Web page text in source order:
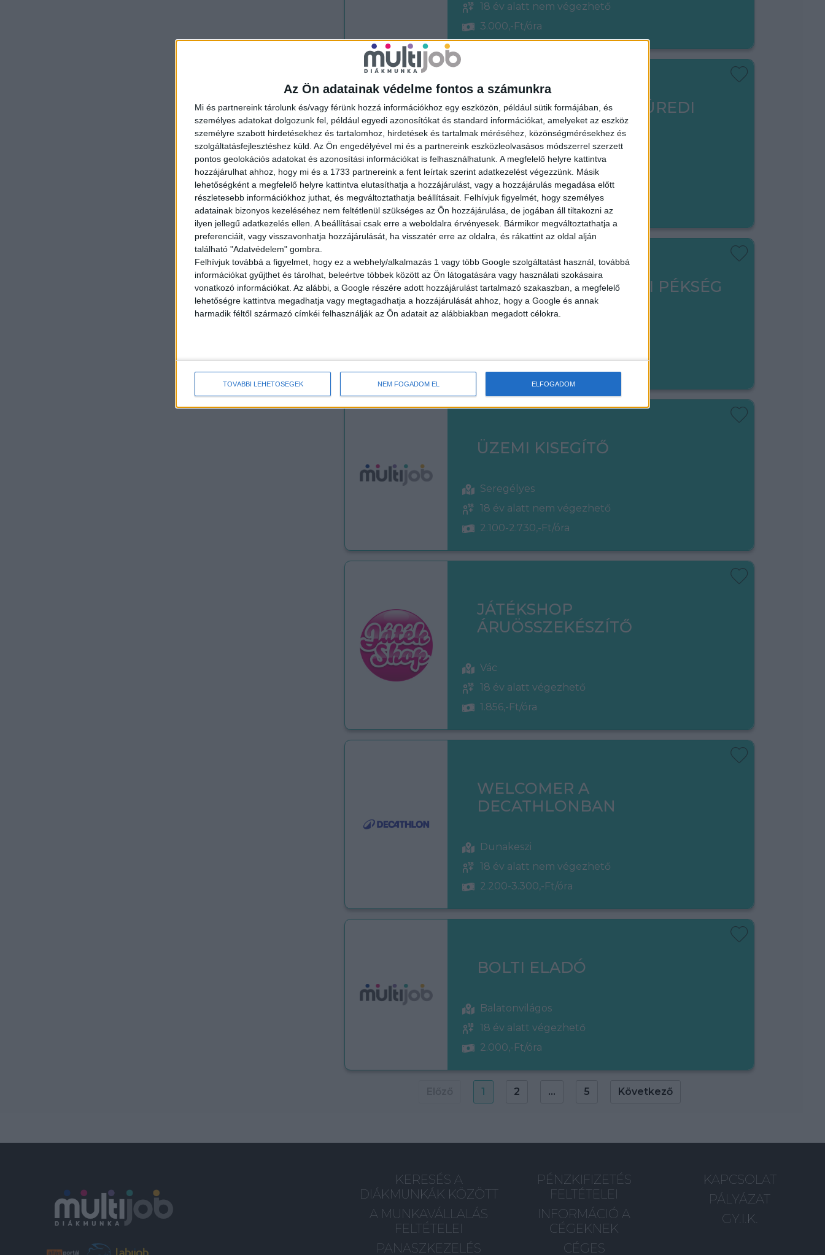
Az Ön adatainak védelme fontos a számunkra
Mi és partnereink tárolunk és/vagy férünk hozzá információkhoz egy eszközön, például sütik formájában, és
személyes adatokat dolgozunk fel, például egyedi azonosítókat és standard információkat, amelyeket az eszköz
személyre szabott hirdetésekhez és tartalomhoz, hirdetések és tartalmak méréséhez, közönségmérésekhez és
szolgáltatásfejlesztéshez küld. Az Ön engedélyével mi és a partnereink eszközleolvasásos módszerrel szerzett
pontos geolokációs adatokat és azonosítási információkat is felhasználhatunk. A megfelelő helyre kattintva
hozzájárulhat ahhoz, hogy mi és a 1733 partnereink a fent leírtak szerint adatkezelést végezzünk. Másik
lehetőségként a megfelelő helyre kattintva elutasíthatja a hozzájárulást, vagy a hozzájárulás megadása előtt
részletesebb információkhoz juthat, és megváltoztathatja beállításait. Felhívjuk figyelmét, hogy személyes
adatainak bizonyos kezeléséhez nem feltétlenül szükséges az Ön hozzájárulása, de jogában áll tiltakozni az
ilyen jellegű adatkezelés ellen. A beállításai csak erre a weboldalra érvényesek. Bármikor megváltoztathatja a
preferenciáit, vagy visszavonhatja hozzájárulását, ha visszatér erre az oldalra, és rákattint az oldal alján
található "Adatvédelem" gombra.
Felhívjuk továbbá a figyelmet, hogy ez a webhely/alkalmazás 1 vagy több Google szolgáltatást használ, továbbá
információkat gyűjthet és tárolhat, beleértve többek között az Ön látogatására vagy használati szokásaira
vonatkozó információkat. Az alábbi, a Google részére adott hozzájárulást tartalmazó szakaszban, a megfelelő
lehetőségre kattintva megadhatja vagy megtagadhatja a hozzájárulását ahhoz, hogy a Google és annak
harmadik féltől származó címkéi felhasználják az Ön adatait az alábbiakban megadott célokra.
TOVÁBBI LEHETŐSÉGEK NEM FOGADOM EL ELFOGADOM
18 év alatt nem végezhető
3.000,-Ft/óra
PULTOS - BALATONFÜREDI
BORHETEK
Balatonfüred
18 év alatt nem végezhető
2.400,-Ft/óra
BOLTI ELADÓ - LIPÓTI PÉKSÉG
ÜZEMI KISEGÍTŐ
Seregélyes
18 év alatt nem végezhető
2.100-2.730,-Ft/óra
JÁTÉKSHOP
ÁRUÖSSZEKÉSZÍTŐ
Vác
18 év alatt végezhető
1.856,-Ft/óra
WELCOMER A
DECATHLONBAN
Dunakeszi
18 év alatt nem végezhető
2.200-3.300,-Ft/óra
BOLTI ELADÓ
Balatonvilágos
18 év alatt végezhető
2.000,-Ft/óra
1 2 ... 5 Következő
KERESÉS A
DIÁKMUNKÁK KÖZÖTT
A MUNKAVÁLLALÁS
FELTÉTELEI
PANASZKEZELÉS
PÉNZKIFIZETÉS
FELTÉTELEI
INFORMÁCIÓ A
CÉGEKNEK
CÉGES
KAPCSOLAT
PÁLYÁZAT
GY.I.K.